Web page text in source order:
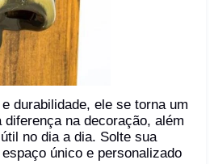
durabilidade, ele se torna um
na decoração, além
no dia a dia. Solte sua
único e personalizado